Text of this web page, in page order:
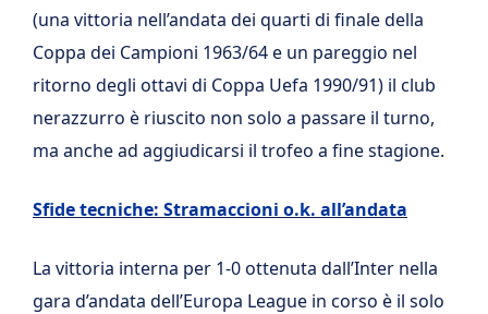
(una vittoria nell’andata dei quarti di finale della
Coppa dei Campioni 1963/64 e un pareggio nel
ritorno degli ottavi di Coppa Uefa 1990/91) il club
nerazzurro è riuscito non solo a passare il turno,
ma anche ad aggiudicarsi il trofeo a fine stagione.
Sfide tecniche: Stramaccioni o.k. all’andata
La vittoria interna per 1-0 ottenuta dall’Inter nella
gara d’andata dell’Europa League in corso è il solo